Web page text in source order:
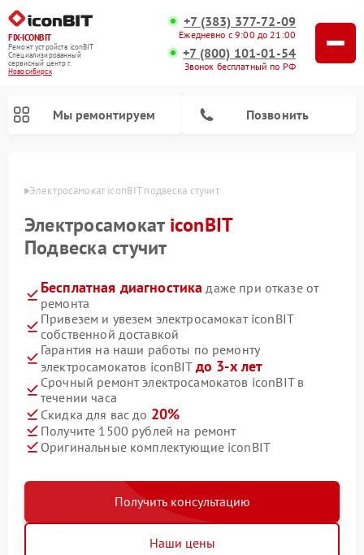
FIX-ICONBIT
Ремонт устройств iconBIT
Специализированный
cервисный центр г.
Новосибирск
+7 (383) 377-72-09
Ежедневно с 9:00 до 21:00
+7 (800) 101-01-54
Звонок бесплатный по РФ
Мы ремонтируем Позвонить
Электросамокат iconBIT подвеска стучит
Электросамокат iconBIT
Подвеска стучит
Бесплатная диагностика даже при отказе от
ремонта
Привезем и увезем электросамокат iconBIT
собственной доставкой
Гарантия на наши работы по ремонту
электросамокатов iconBIT до 3-х лет
Срочный ремонт электросамокатов iconBIT в
течении часа
Скидка для вас до 20%
Получите 1500 рублей на ремонт
Оригинальные комплектующие iconBIT
Получить консультацию
Наши цены